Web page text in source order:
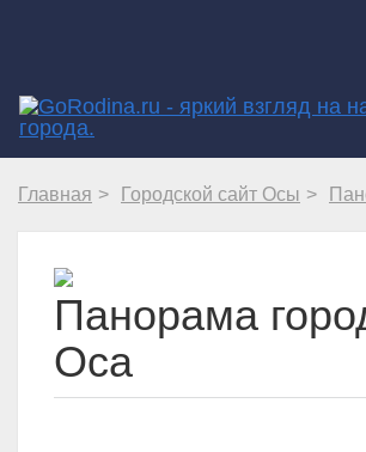
Главная Городской сайт Осы
Панорама
Оса